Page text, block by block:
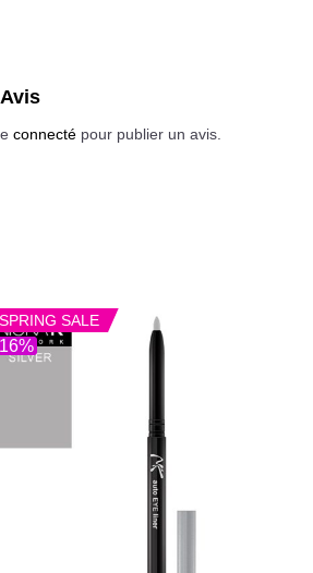
connecté pour publier un avis.
SPRING SALE